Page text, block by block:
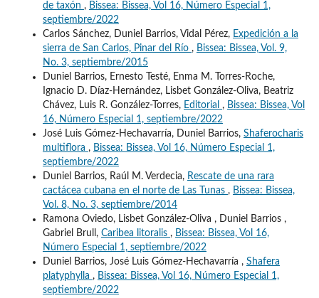
de taxón , Bissea: Bissea, Vol 16, Número Especial 1,
septiembre/2022
Carlos Sánchez, Duniel Barrios, Vidal Pérez, Expedición a la
sierra de San Carlos, Pinar del Río , Bissea: Bissea, Vol. 9,
No. 3, septiembre/2015
Duniel Barrios, Ernesto Testé, Enma M. Torres-Roche,
Ignacio D. Díaz-Hernández, Lisbet González-Oliva, Beatriz
Chávez, Luis R. González-Torres, Editorial , Bissea: Bissea, Vol
16, Número Especial 1, septiembre/2022
José Luis Gómez-Hechavarría, Duniel Barrios, Shaferocharis
multiflora , Bissea: Bissea, Vol 16, Número Especial 1,
septiembre/2022
Duniel Barrios, Raúl M. Verdecia, Rescate de una rara
cactácea cubana en el norte de Las Tunas , Bissea: Bissea,
Vol. 8, No. 3, septiembre/2014
Ramona Oviedo, Lisbet González-Oliva , Duniel Barrios ,
Gabriel Brull, Caribea litoralis , Bissea: Bissea, Vol 16,
Número Especial 1, septiembre/2022
Duniel Barrios, José Luis Gómez-Hechavarría , Shafera
platyphylla , Bissea: Bissea, Vol 16, Número Especial 1,
septiembre/2022